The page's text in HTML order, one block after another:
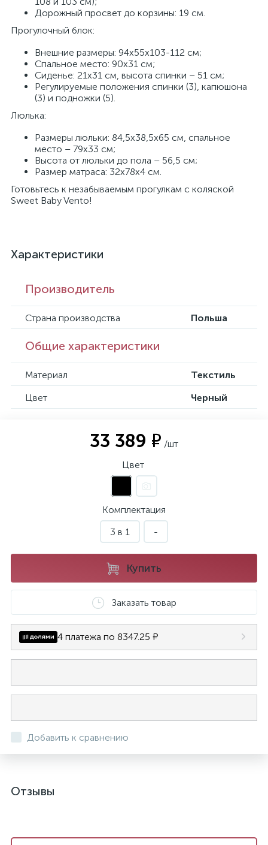
Дорожный просвет до корзины: 19 см.
Прогулочный блок:
Внешние размеры: 94х55х103-112 см;
Спальное место: 90х31 см;
Сиденье: 21х31 см, высота спинки – 51 см;
Регулируемые положения спинки (3), капюшона
(3) и подножки (5).
Люлька:
Размеры люльки: 84,5х38,5х65 см, спальное
место – 79х33 см;
Высота от люльки до пола – 56,5 см;
Размер матраса: 32х78х4 см.
Готовьтесь к незабываемым прогулкам с коляской
Sweet Baby Vento!
Характеристики
Производитель
Страна производства Польша
Общие характеристики
Материал
Текстиль
Цвет
Черный
33 389 ₽ /шт
Цвет
Комплектация
3 в 1
-
Купить
Заказать товар
4 платежа по 8347.25 ₽
Добавить к сравнению
Отзывы